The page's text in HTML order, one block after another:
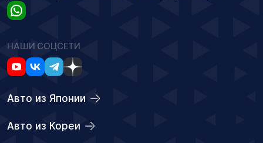
НАШИ СОЦСЕТИ
Авто из Японии
Авто из Кореи